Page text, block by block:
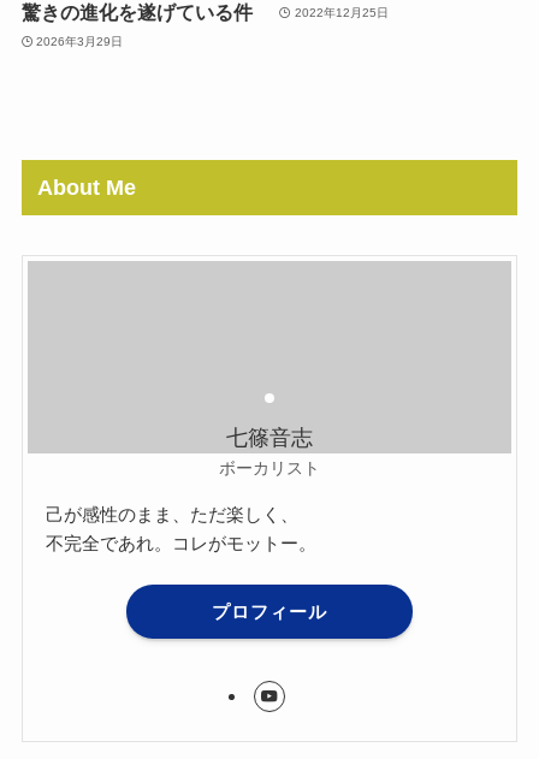
驚きの進化を遂げている件
2026年3月29日
2022年12月25日
About Me
七篠音志
ボーカリスト
己が感性のまま、ただ楽しく、
不完全であれ。コレがモットー。
プロフィール